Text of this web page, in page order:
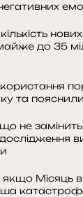
до 35
та пояснили
не
дослідження
якщо Місяць
катастрофа